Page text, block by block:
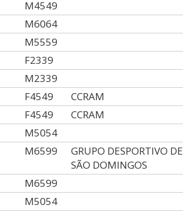
M4549
M6064
M5559
F2339
M2339
F4549 CCRAM
F4549 CCRAM
M5054
M6599
GRUPO DESPORTIVO DE
SÃO DOMINGOS
M6599
M5054